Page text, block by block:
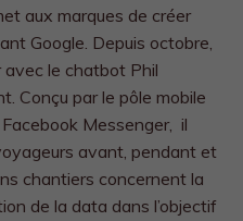
aux marques de créer
Google. Depuis octobre,
avec le chatbot Phil
Conçu par le pôle mobile
Messenger, il
avant, pendant et
chantiers concernent la
de la data dans l’objectif